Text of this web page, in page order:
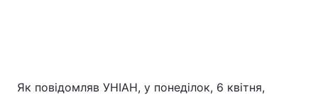
Як повідомляв УНІАН, у понеділок, 6 квітня,